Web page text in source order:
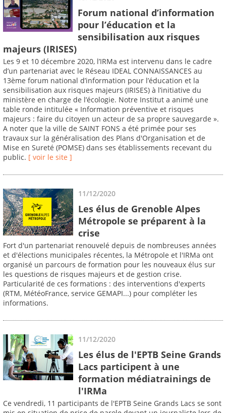
Forum national d’information
pour l’éducation et la
sensibilisation aux risques
majeurs (IRISES)
Les 9 et 10 décembre 2020, l’IRMa est intervenu dans le cadre
d’un partenariat avec le Réseau IDEAL CONNAISSANCES au
13ème forum national d’information pour l’éducation et la
sensibilisation aux risques majeurs (IRISES) à l’initiative du
ministère en charge de l’écologie. Notre Institut a animé une
table ronde intitulée « Information préventive et risques
majeurs : faire du citoyen un acteur de sa propre sauvegarde ».
A noter que la ville de SAINT FONS a été primée pour ses
travaux sur la généralisation des Plans d'Organisation et de
Mise en Sureté (POMSE) dans ses établissements recevant du
public. [ voir le site ]
11/12/2020
Les élus de Grenoble Alpes
Métropole se préparent à la
crise
Fort d'un partenariat renouvelé depuis de nombreuses années
et d'élections municipales récentes, la Métropole et l'IRMa ont
organisé un parcours de formation pour les nouveaux élus sur
les questions de risques majeurs et de gestion crise.
Particularité de ces formations : des interventions d'experts
(RTM, MétéoFrance, service GEMAPI...) pour compléter les
informations.
11/12/2020
Les élus de l'EPTB Seine Grands
Lacs participent à une
formation médiatrainings de
l'IRMa
Ce vendredi, 11 participants de l'EPTB Seine Grands Lacs se sont